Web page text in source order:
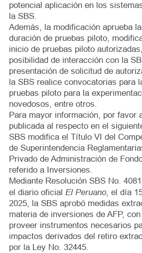
potencial aplicación en los
la SBS.
Además, la modificación aprueba
duración de pruebas piloto,
inicio de pruebas piloto
posibilidad de interacción con la
presentación de solicitud de
la SBS realice convocatorias para
pruebas piloto para la
novedosos, entre otros.
Para mayor información, por favor
publicada al respecto en el
SBS modifica el Título VI del
de Superintendencia
Privado de Administración de
referido a Inversiones.
Mediante Resolución SBS No.
el diario oficial El Peruano, el día
2025, la SBS aprobó medidas
materia de inversiones de AFP,
proveer instrumentos necesarios
impactos derivados del retiro
por la Ley No. 32445.